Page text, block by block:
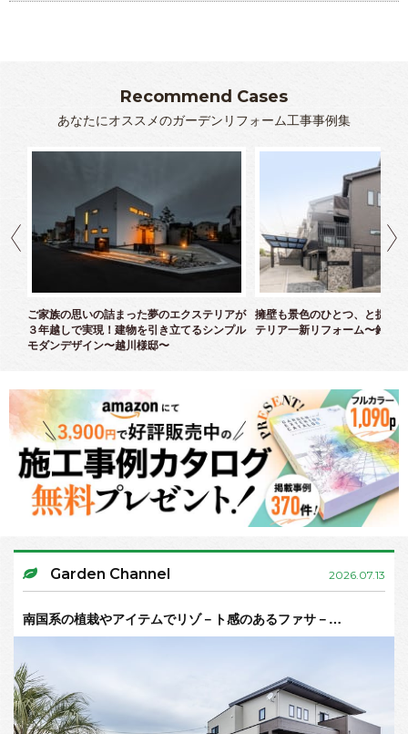
Recommend Cases
あなたにオススメのガーデンリフォーム工事事例集
ご家族の思いの詰まった夢のエクステリアが
３年越しで実現！建物を引き立てるシンプル
モダンデザイン〜越川様邸〜
擁壁も景色のひとつ、と捉え
テリア一新リフォーム〜鈴木
Garden Channel 2026.07.13
南国系の植栽やアイテムでリゾ－ト感のあるファサ－…